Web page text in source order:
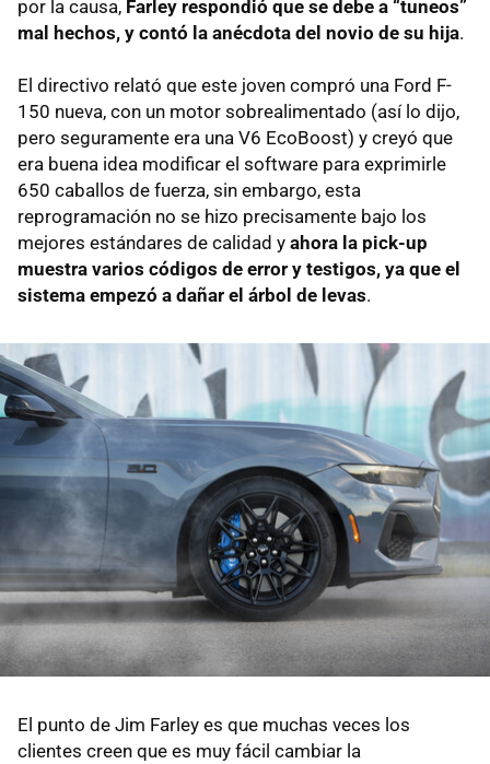
por la causa, Farley respondió que se debe a “tuneos”
mal hechos, y contó la anécdota del novio de su hija.
El directivo relató que este joven compró una Ford F-
150 nueva, con un motor sobrealimentado (así lo dijo,
pero seguramente era una V6 EcoBoost) y creyó que
era buena idea modificar el software para exprimirle
650 caballos de fuerza, sin embargo, esta
reprogramación no se hizo precisamente bajo los
mejores estándares de calidad y ahora la pick-up
muestra varios códigos de error y testigos, ya que el
sistema empezó a dañar el árbol de levas.
El punto de Jim Farley es que muchas veces los
clientes creen que es muy fácil cambiar la